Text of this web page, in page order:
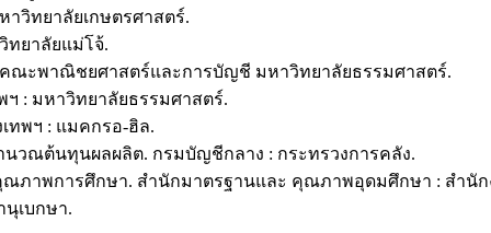
วิทยาลัยเกษตรศาสตร์.
ทยาลัยแม่โจ้.
ณะพาณิชยศาสตร์และการบัญชี มหาวิทยาลัยธรรมศาสตร์.
ฯ : มหาวิทยาลัยธรรมศาสตร์.
ทพฯ : แมคกรอ-ฮิล.
วณต้นทุนผลผลิต. กรมบัญชีกลาง : กระทรวงการคลัง.
ภาพการศึกษา. สำนักมาตรฐานและ คุณภาพอุดมศึกษา : สำนั
เบกษา.